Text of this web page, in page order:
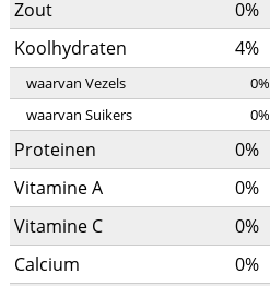
Zout 0%
Koolhydraten
4%
waarvan Vezels 0%
waarvan Suikers
0%
Proteinen 0%
Vitamine A
0%
Vitamine C
0%
Calcium
0%